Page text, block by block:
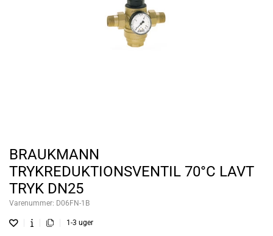
BRAUKMANN
TRYKREDUKTIONSVENTIL 70°C LAVT
TRYK DN25
Varenummer: D06FN-1B
1-3 uger